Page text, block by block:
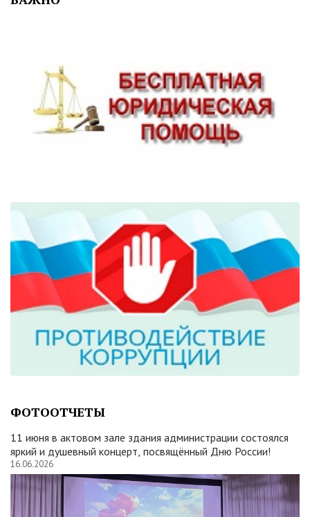
ФОТООТЧЕТЫ
11 июня в актовом зале здания администрации состоялся
яркий и душевный концерт, посвящённый Дню России!
16.06.2026